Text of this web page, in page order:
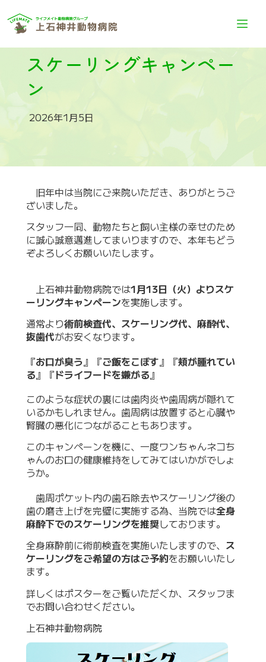
スケーリングキャンペー
ン
2026年1月5日
旧年中は当院にご来院いただき、ありがとうご
ざいました。
スタッフ一同、動物たちと飼い主様の幸せのため
に誠心誠意邁進してまいりますので、本年もどう
ぞよろしくお願いいたします。
上石神井動物病院では1月13日（火）よりスケ
ーリングキャンペーンを実施します。
通常より術前検査代、スケーリング代、麻酔代、
抜歯代がお安くなります。
『お口が臭う 』『ご飯をこぼす 』『頬が腫れてい
る 』『ドライフードを嫌がる 』
このような症状の裏には歯肉炎や歯周病が隠れて
いるかもしれません。歯周病は放置すると心臓や
腎臓の悪化につながることもあります。
このキャンペーンを機に、一度ワンちゃんネコち
ゃんのお口の健康維持をしてみてはいかがでしょ
うか。
歯周ポケット内の歯石除去やスケーリング後の
歯の磨き上げを完璧に実施する為、当院では全身
麻酔下でのスケーリングを推奨しております。
全身麻酔前に術前検査を実施いたしますので、 ス
ケーリングをご希望の方はご予約をお願いいたし
ます。
詳しくはポスターをご覧いただくか、スタッフま
でお問い合わせください。
上石神井動物病院